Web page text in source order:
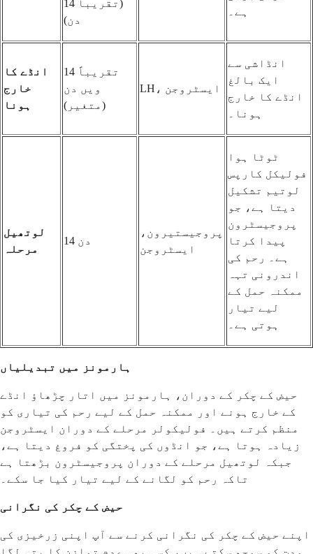
(تقریباً 14
دن)
ہے۔
انڈے کا
خارج
ہونا
تقریباً 14
ویں دن
(متغیر)
LH، ایسٹروجن
انڈاشی سے
ایک بالغ
انڈے کا خارج
ہونا۔
لوتھیل
مرحلہ
14 دن
پروجیستیرون،
ایسٹروجن
ٹوٹا ہوا
فولیکل کارپس
لوتیم تشکیل
دیتا ہے، جو
پروجیسٹرون
پیدا کرتا
ہے۔ رحم کی
اندرونی تہہ
ممکنہ حمل کے
لیے تیار
ہوتی ہے۔
ہارمونز میں تبدیلیاں
حیض کے چکر کے دوران، ہارمونز میں اتار چڑھاؤ انڈے
کے خارج ہونے اور ممکنہ حمل کے لیے رحم کی تیاری کو
منظم کرتے ہیں۔ فولیکولر مرحلے کے دوران ایسٹروجن
زیادہ ہوتا ہے، جو انڈوں کی پختگی کو فروغ دیتا ہے،
جبکہ لوتھیل مرحلے کے دوران پروجیسٹرون بڑھتا ہے
تاکہ رحم کو لگانے کے لیے تیار کیا جا سکے۔
حیض کے چکر کی نگرانی
اپنے حیض کے چکر کی نگرانی کرنے سے آپ اپنی زرخیزی کی
مدت کو سمجھ سکتے ہیں، کسی بھی عدم توازن کا پتہ لگا